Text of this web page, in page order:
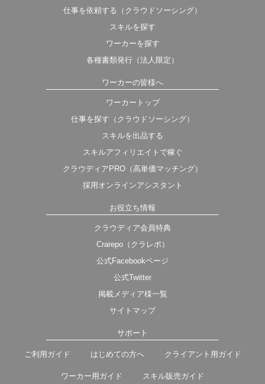
仕事を依頼する（クラウドソーシング）
スキルを探す
ワーカーを探す
各種書類発行（法人限定）
ワーカーの皆様へ
ワーカートップ
仕事を探す（クラウドソーシング）
スキルを出品する
スキルアフィリエイトで稼ぐ
クラウディアPRO（高単価マッチング）
採用オンラインアシスタント
お役立ち情報
クラウディア会員特典
Crarepo（クラレポ）
公式Facebookページ
公式Twitter
掲載メディア様一覧
サイトマップ
サポート
ご利用ガイド はじめての方へ クライアント用ガイド
ワーカー用ガイド スキル販売ガイド